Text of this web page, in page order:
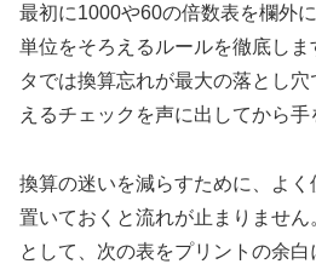
最初に1000や60の倍数表を欄外
単位をそろえるルールを徹底し
タでは換算忘れが最大の落とし
えるチェックを声に出してから手
換算の迷いを減らすために、よ
置いておくと流れが止まりませ
として、次の表をプリントの余